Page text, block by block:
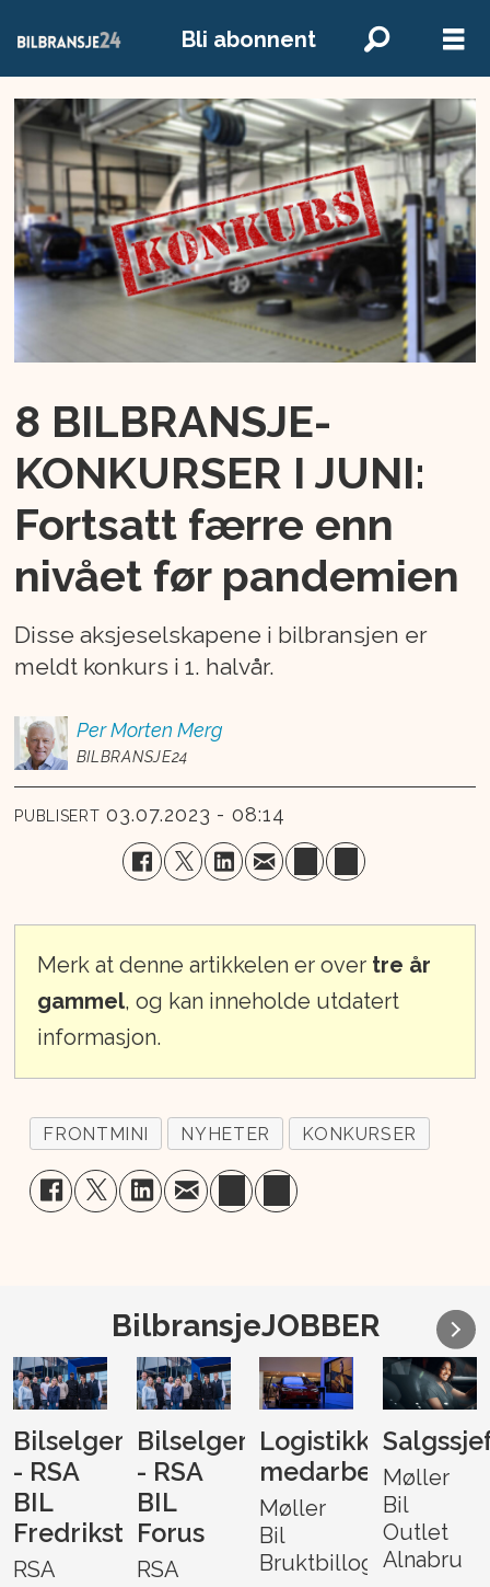
Bli abonnent
8 BILBRANSJE-
KONKURSER I JUNI:
Fortsatt færre enn
nivået før pandemien
Disse aksjeselskapene i bilbransjen er
meldt konkurs i 1. halvår.
Per Morten Merg
BILBRANSJE24
PUBLISERT 03.07.2023 - 08:14
Merk at denne artikkelen er over tre år
gammel, og kan inneholde utdatert
informasjon.
FRONTMINI NYHETER KONKURSER
BilbransjeJOBBER
Bilselger
- RSA
BIL
Fredrikstad
RSA
Bilselger
- RSA
BIL
Forus
RSA
Logistikk-
medarbeider
Møller
Bil
Bruktbillogistikk
Møller
Bil
Outlet
Alnabru